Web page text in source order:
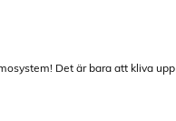
Det är bara att kliva